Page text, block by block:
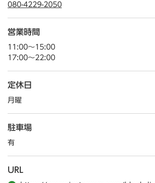
080-4229-2050
営業時間
11:00～15:00
17:00～22:00
定休日
月曜
駐車場
有
URL